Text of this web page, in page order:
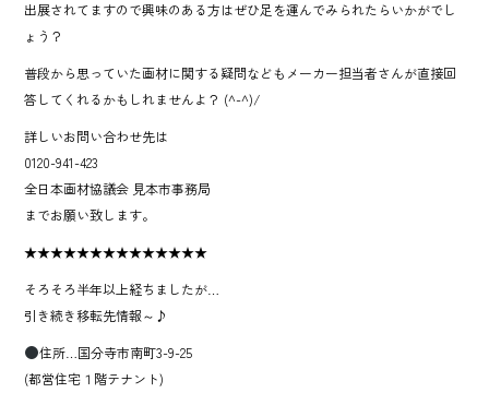
出展されてますので興味のある方はぜひ足を運んでみられたらいかがでし
ょう？
普段から思っていた画材に関する疑問などもメーカー担当者さんが直接回
答してくれるかもしれませんよ？ (^-^)/
詳しいお問い合わせ先は
0120-941-423
全日本画材協議会 見本市事務局
までお願い致します。
★★★★★★★★★★★★★★
そろそろ半年以上経ちましたが…
引き続き移転先情報～♪
住所…国分寺市南町3-9-25
(都営住宅１階テナント)